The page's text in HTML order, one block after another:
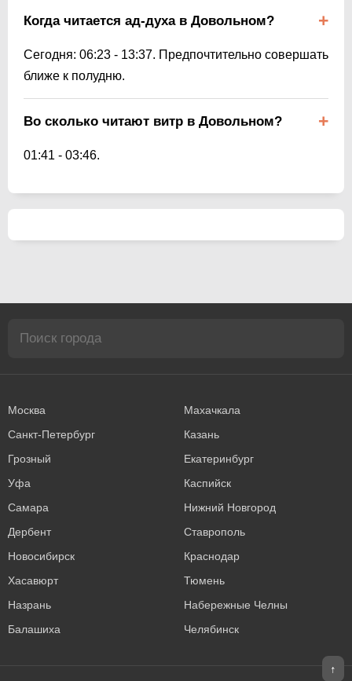
Когда читается ад-духа в Довольном?
Сегодня: 06:23 - 13:37. Предпочтительно совершать
ближе к полудню.
Во сколько читают витр в Довольном?
01:41 - 03:46.
Москва
Махачкала
Санкт-Петербург
Казань
Грозный
Екатеринбург
Уфа
Каспийск
Самара
Нижний Новгород
Дербент
Ставрополь
Новосибирск
Краснодар
Хасавюрт
Тюмень
Назрань
Набережные Челны
Балашиха
Челябинск
↑